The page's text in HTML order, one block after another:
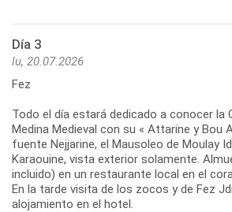
Día 3
lu, 20.07.2026
Fez
Todo el día estará dedicado a conocer la
Medina Medieval con su « Attarine y Bou
fuente Nejjarine, el Mausoleo de Moulay
Karaouine, vista exterior solamente.
incluido) en un restaurante local en el
En la tarde visita de los zocos y de Fez
alojamiento en el hotel.